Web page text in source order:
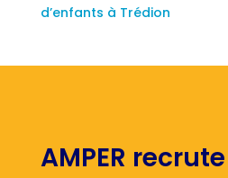
d’enfants à Trédion
AMPER